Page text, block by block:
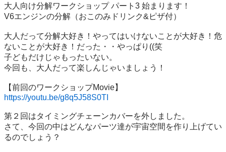
大人向け分解ワークショップ パート3 始まります！
V6エンジンの分解（おこのみドリンク&ピザ付）
大人だって分解大好き！やってはいけないことが大好き！危
ないことが大好き！だった・・やっぱり((笑
子どもだけじゃもったいない。
今回も、大人だって楽しんじゃいましょう！
https://youtu.be/g8q5J58S0TI
第２回はタイミングチェーンカバーを外しました。
さて、今回の中はどんなパーツ達が宇宙空間を作り上げてい
るのでしょう？